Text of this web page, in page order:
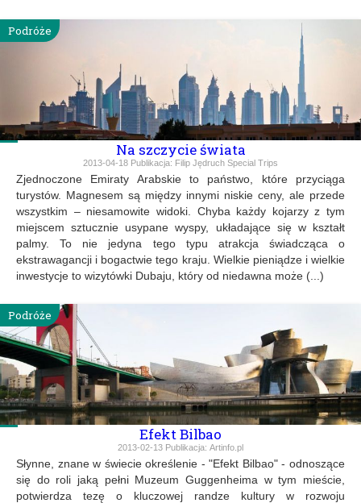
Podróże
Na szczycie świata
2013-04-18 Publikacja: Filip Jędruch Special Trips
Zjednoczone Emiraty Arabskie to państwo, które przyciąga
turystów. Magnesem są między innymi niskie ceny, ale przede
wszystkim – niesamowite widoki. Chyba każdy kojarzy z tym
miejscem sztucznie usypane wyspy, układające się w kształt
palmy. To nie jedyna tego typu atrakcja świadcząca o
ekstrawagancji i bogactwie tego kraju. Wielkie pieniądze i wielkie
inwestycje to wizytówki Dubaju, który od niedawna może (...)
Podróże
Efekt Bilbao
2013-02-13 Publikacja: Artinfo.pl
Słynne, znane w świecie określenie - "Efekt Bilbao" - odnoszące
się do roli jaką pełni Muzeum Guggenheima w tym mieście,
potwierdza tezę o kluczowej randze kultury w rozwoju